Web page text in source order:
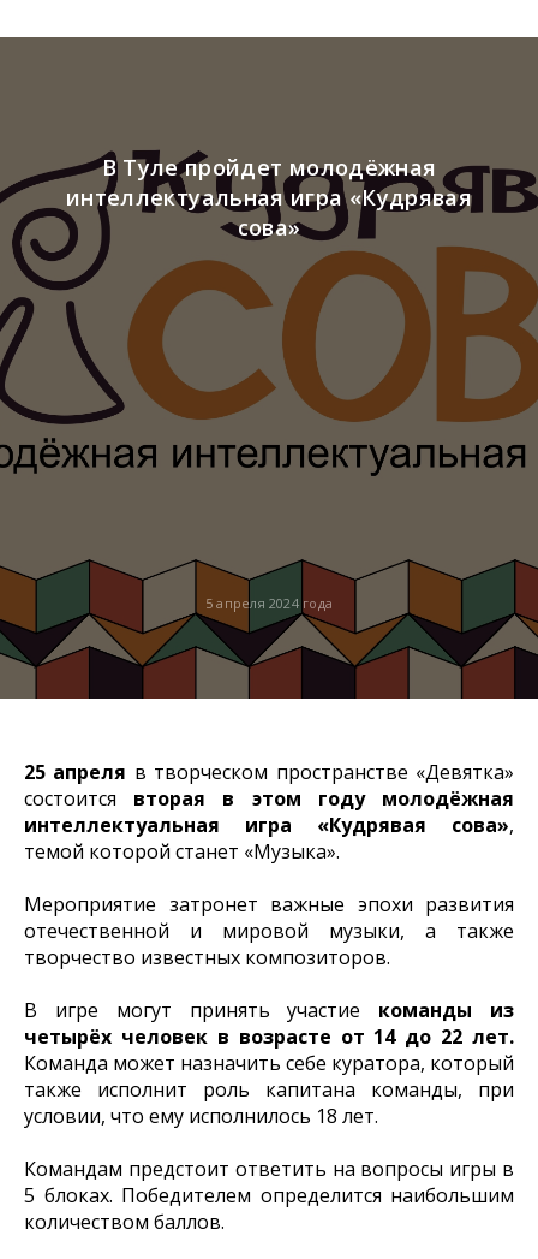
5 апреля 2024 года
В Туле пройдет молодёжная
интеллектуальная игра «Кудрявая
сова»
25 апреля в творческом пространстве «Девятка»
состоится вторая в этом году молодёжная
интеллектуальная игра «Кудрявая сова»,
темой которой станет «Музыка».
Мероприятие затронет важные эпохи развития
отечественной и мировой музыки, а также
творчество известных композиторов.
В игре могут принять участие команды из
четырёх человек в возрасте от 14 до 22 лет.
Команда может назначить себе куратора, который
также исполнит роль капитана команды, при
условии, что ему исполнилось 18 лет.
Командам предстоит ответить на вопросы игры в
5 блоках. Победителем определится наибольшим
количеством баллов.